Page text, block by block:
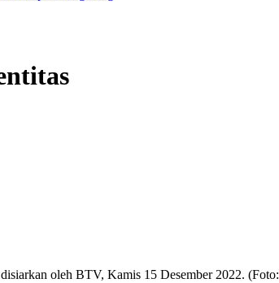
oleh BTV, Kamis 15 Desember 2022. (Foto: